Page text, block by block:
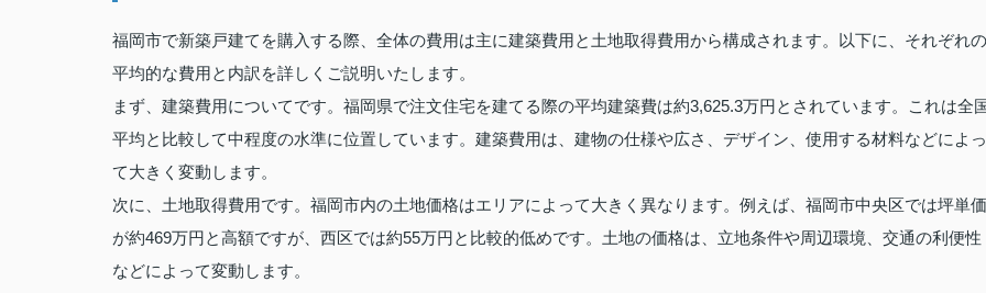
福岡市で新築戸建てを購入する際、全体の費用は主に建築費用と土地取得費用から構成されます。以下に、それぞれの
平均的な費用と内訳を詳しくご説明いたします。
まず、建築費用についてです。福岡県で注文住宅を建てる際の平均建築費は約3,625.3万円とされています。これは全
平均と比較して中程度の水準に位置しています。建築費用は、建物の仕様や広さ、デザイン、使用する材料などによっ
て大きく変動します。
次に、土地取得費用です。福岡市内の土地価格はエリアによって大きく異なります。例えば、福岡市中央区では坪単価
が約469万円と高額ですが、西区では約55万円と比較的低めです。土地の価格は、立地条件や周辺環境、交通の利便性
などによって変動します。